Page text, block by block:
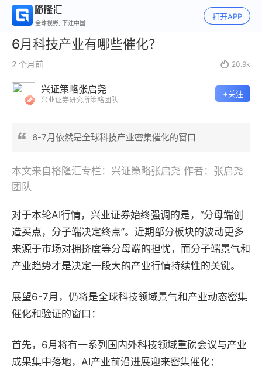
全球视野, 下注中国
打开APP
6月科技产业有哪些催化？
2 个月前  20.9k
兴证策略张启尧
兴业证券研究所策略团队
+关注
6-7月依然是全球科技产业密集催化的窗口
本文来自格隆汇专栏：兴证策略张启尧 作者：张启尧
团队
对于本轮AI行情，兴业证券始终强调的是，“分母端创
造买点，分子端决定终点”。近期部分板块的波动更多
来源于市场对拥挤度等分母端的担忧，而分子端景气和
产业趋势才是决定一段大的产业行情持续性的关键。
展望6-7月，仍将是全球科技领域景气和产业动态密集
催化和验证的窗口：
首先，6月将有一系列国内外科技领域重磅会议与产业
成果集中落地，AI产业前沿进展迎来密集催化：